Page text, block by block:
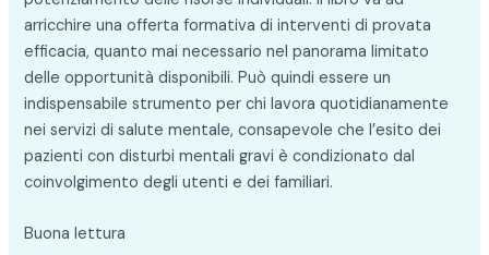
arricchire una offerta formativa di interventi di provata
efficacia, quanto mai necessario nel panorama limitato
delle opportunità disponibili. Può quindi essere un
indispensabile strumento per chi lavora quotidianamente
nei servizi di salute mentale, consapevole che l’esito dei
pazienti con disturbi mentali gravi è condizionato dal
coinvolgimento degli utenti e dei familiari.
Buona lettura